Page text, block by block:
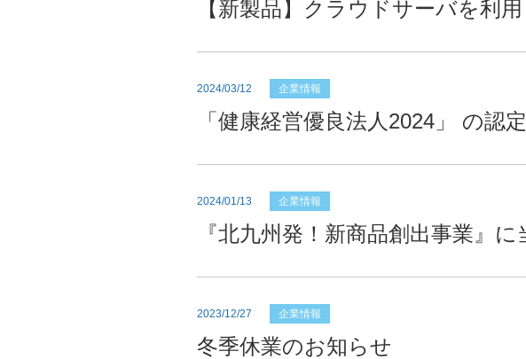
【新製品】クラウドサーバを利
2024/03/12 企業情報
「健康経営優良法人2024」 の認
2024/01/13 企業情報
『北九州発！新商品創出事業』
2023/12/27 企業情報
冬季休業のお知らせ